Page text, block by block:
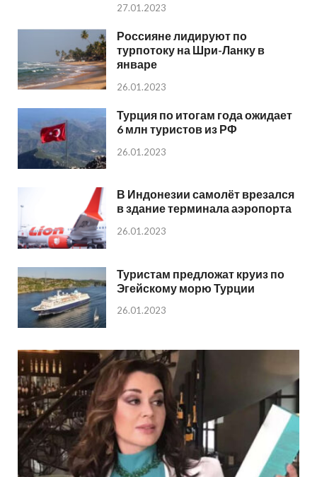
27.01.2023
Россияне лидируют по
турпотоку на Шри-Ланку в
январе
26.01.2023
Турция по итогам года ожидает
6 млн туристов из РФ
26.01.2023
В Индонезии самолёт врезался
в здание терминала аэропорта
26.01.2023
Туристам предложат круиз по
Эгейскому морю Турции
26.01.2023